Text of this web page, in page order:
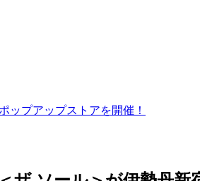
ップアップストアを開催！